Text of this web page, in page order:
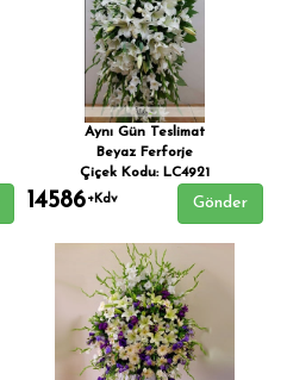
Aynı Gün Teslimat
Beyaz Ferforje
Çiçek Kodu: LC4921
14586+Kdv Gönder